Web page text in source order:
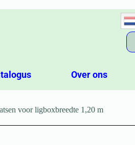
Over ons
voor ligboxbreedte 1,20 m